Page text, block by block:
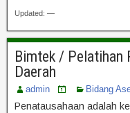
Updated: —
Bimtek / Pelatihan
Daerah
admin Bidang
Penatausahaan adalah